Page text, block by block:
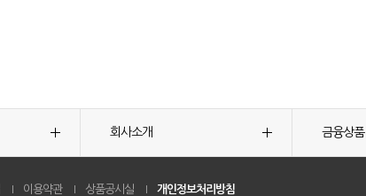
회사소개 금융상품
이용약관 상품공시실 개인정보처리방침